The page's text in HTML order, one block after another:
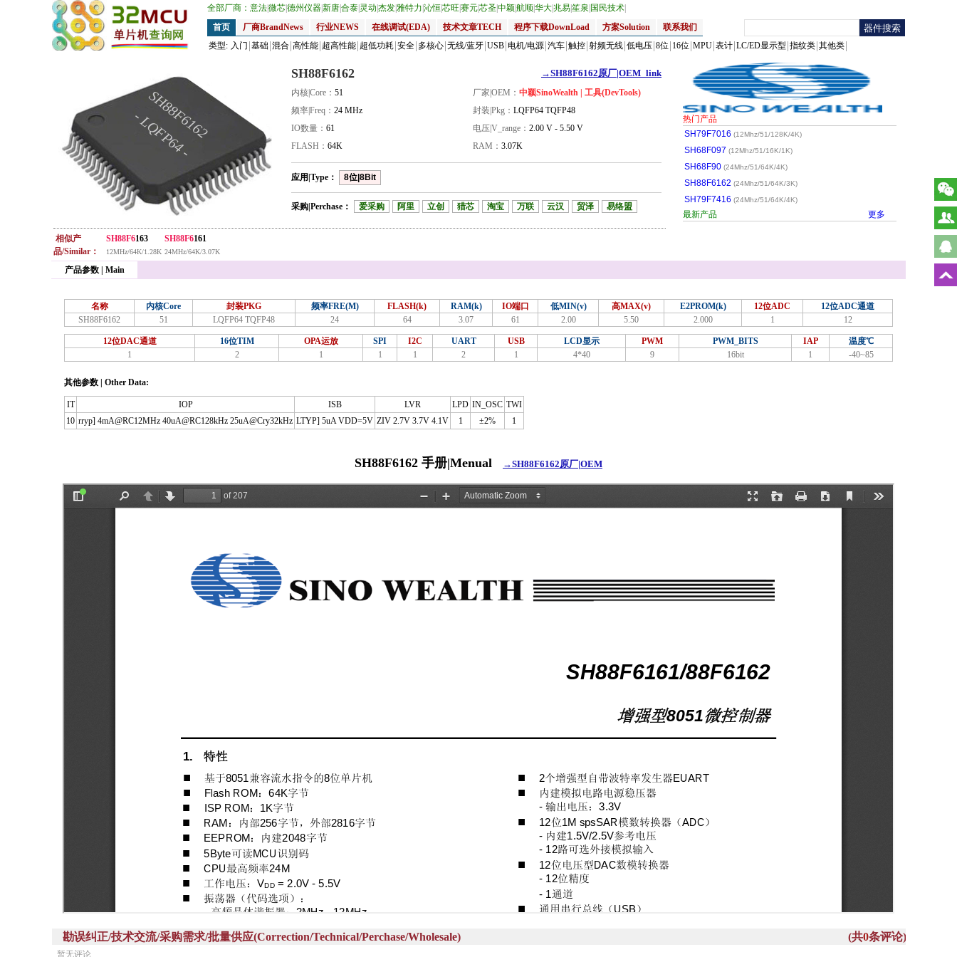
全部厂商： 意法微芯德州仪器新唐合泰 灵动 杰发雅特力 沁恒芯旺 赛元芯圣 中颖航顺华大兆易笙泉 国民技术
首页
厂商BrandNews 行业NEWS 在线调试(EDA) 技术文章TECH 程序下载DownLoad 方案Solution
联系我们
类型: 入门 基础 混合 高性能 超高性能 超低功耗 安全 多核心 无线/蓝牙 USB 电机/电源 汽车 触控 射频无线 低电压 8位 16位 MPU 表计 LC/ED显示型 指纹类 其他类
SH88F6162
- LQFP64 -
SH88F6162 →SH88F6162原厂|OEM_link
内核|Core： 51 厂家|OEM： 中颖SinoWealth | 工具(DevTools)
频率|Freq： 24 MHz 封装|Pkg： LQFP64 TQFP48
IO数量： 61 电压|V_range： 2.00 V - 5.50 V
FLASH： 64K RAM： 3.07K
应用|Type： 8位|8Bit
采购|Perchase： 爱采购 阿里 立创 猎芯 淘宝 万联 云汉 贸泽 易络盟
相似产
品/Similar：
SH88F6163
12MHz/64K/1.28K
SH88F6161
24MHz/64K/3.07K
热门产品
SH79F7016 (12Mhz/51/128K/4K)
SH68F097 (12Mhz/51/16K/1K)
SH68F90 (24Mhz/51/64K/4K)
SH88F6162 (24Mhz/51/64K/3K)
SH79F7416 (24Mhz/51/64K/4K)
最新产品 更多
产品参数 | Main
名称 内核Core 封装PKG 频率FRE(M) FLASH(k) RAM(k) IO端口 低MIN(v) 高MAX(v) E2PROM(k) 12位ADC
12位ADC通道
SH88F6162
51 LQFP64 TQFP48 24 64 3.07 61 2.00 5.50 2.000 1 12
12位DAC通道 16位TIM OPA运放 SPI I2C UART USB LCD显示 PWM PWM_BITS IAP
温度℃
1
2 1 1 1 2 1 4*40 9 16bit 1 -40~85
其他参数 | Other Data:
IT IOP ISB LVR LPD IN_OSC TWI
10 rryp] 4mA@RC12MHz 40uA@RC128kHz 25uA@Cry32kHz LTYP] 5uA VDD=5V ZIV 2.7V 3.7V 4.1V 1 ±2% 1
SH88F6162 手册|Menual →SH88F6162原厂|OEM
勘误纠正/技术交流/采购需求/批量供应(Correction/Technical/Perchase/Wholesale) (共0条评论)
暂无评论